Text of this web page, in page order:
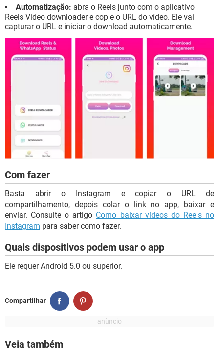
Automatização: abra o Reels junto com o aplicativo
Reels Video downloader e copie o URL do vídeo. Ele vai
capturar o URL e iniciar o download automaticamente.
Com fazer
Basta abrir o Instagram e copiar o URL de
compartilhamento, depois colar o link no app, baixar e
enviar. Consulte o artigo Como baixar vídeos do Reels no
Instagram para saber como fazer.
Quais dispositivos podem usar o app
Ele requer Android 5.0 ou superior.
Compartilhar
Veja também